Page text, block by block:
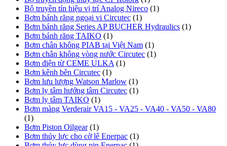
Bộ truyền tín hiệu vị trí Analog Nireco (1)
Bơm bánh răng ngoại vi Circutec (1)
Bơm bánh răng Series AP BUCHER Hydraulics (1)
Bơm bánh răng TAIKO (1)
Bơm chân không PIAB tại Việt Nam (1)
Bơm chân không vòng nước Circutec (1)
Bơm điện từ CEME ULKA (1)
Bơm kênh bên Circutec (1)
Bơm lưu lượng Watson Marlow (1)
Bơm ly tâm hướng tâm Circutec (1)
Bơm ly tâm TAIKO (1)
Bơm màng Verderair VA15 - VA25 - VA40 - VA50 - VA80
(1)
Bơm Piston Oilgear (1)
Bơm thủy lực cho cờ lê Enerpac (1)